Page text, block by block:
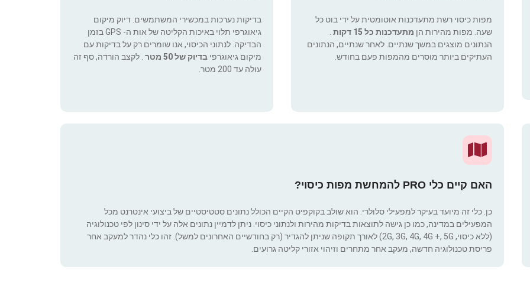
מפות כיסוי רשת מתעדכנות אוטומטית על ידי בוט כל
שעה. מפות מהירות הן מתעדכנות כל 15 דקות
הנתונים מוצגים במשך שנתיים. לאחר שנתיים, הנתונים
העתיקים ביותר מוסרים מהמפות פעם בחודש.
בדיקות נערכות במכשירי המשתמשים. דיוק מיקום
גיאוגרפי תלוי באיכות הקליטה של אות ה- GPS בזמן
הבדיקה. לנתוני הכיסוי, אנו שומרים רק על בדיקות עם
מיקום גיאוגרפי בדיוק של 50 מטר
. לקצב הורדה, סף זה
עולה עד 200 מטר.
האם קיים כלי PRO להמחשת מפות כיסוי?
כן. כלי זה מיועד בעיקר למפעילי סלולרי. הוא שולב בקוקפיט הקיים הכולל נתונים סטטיסטיים של ביצועי אינטרנט מכל
המפעילים במדינה, כמו כן גישה לתוצאות בדיקות מהירות ולנתוני כיסוי. ניתן לדמיין נתונים אלה על ידי סינון לפי טכנולוגיה
(ללא כיסוי, 2G, 3G, 4G, 4G +, 5G) לאורך תקופה שניתן להגדיר (רק בחודשיים האחרונים למשל). זהו כלי נהדר למעקב אחר
פריסת טכנולוגיה חדשה, מעקב אחר מתחרים וזיהוי אזורי קליטה גרועים.